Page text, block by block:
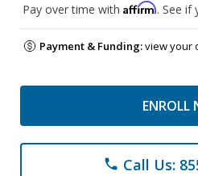
Pay over time with Affirm. See if
Payment & Funding:view your
ENROLL
phone Call Us: